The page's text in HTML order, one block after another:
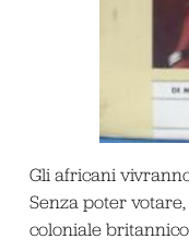
Gli africani
Senza poter
coloniale